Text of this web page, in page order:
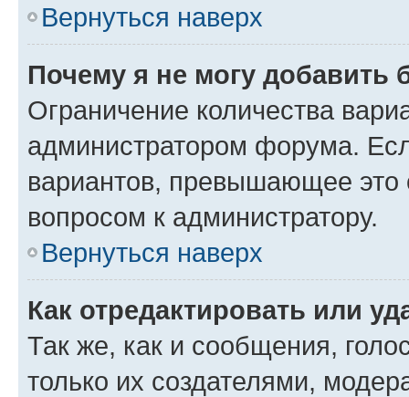
Вернуться наверх
Почему я не могу добавить
Ограничение количества
администратором форума.
вариантов, превышающее это
вопросом к администратору.
Вернуться наверх
Как отредактировать или
Так же, как и сообщения,
только их создателями,